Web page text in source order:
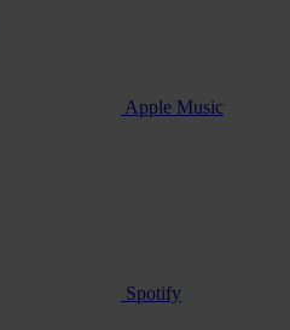
Apple Music
Spotify